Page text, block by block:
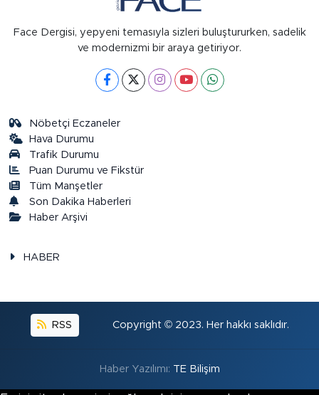
Face Dergisi, yepyeni temasıyla sizleri buluştururken, sadelik
ve modernizmi bir araya getiriyor.
Nöbetçi Eczaneler
Hava Durumu
Trafik Durumu
Puan Durumu ve Fikstür
Tüm Manşetler
Son Dakika Haberleri
Haber Arşivi
HABER
RSS Copyright © 2023. Her hakkı saklıdır.
Haber Yazılımı: TE Bilişim